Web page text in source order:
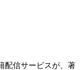
配信サービスが、著